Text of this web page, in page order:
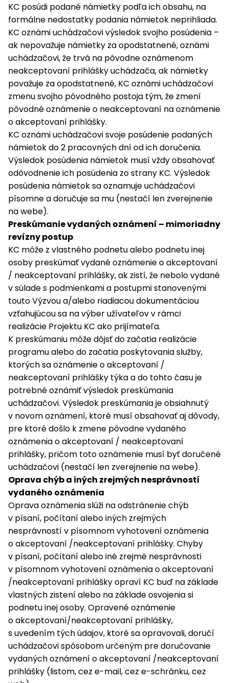
KC posúdi podané námietky podľa ich obsahu, na
formálne nedostatky podania námietok neprihliada.
KC oznámi uchádzačovi výsledok svojho posúdenia –
ak nepovažuje námietky za opodstatnené, oznámi
uchádzačovi, že trvá na pôvodne oznámenom
neakceptovaní prihlášky uchádzača, ak námietky
považuje za opodstatnené, KC oznámi uchádzačovi
zmenu svojho pôvodného postoja tým, že zmení
pôvodné oznámenie o neakceptovaní na oznámenie
o akceptovaní prihlášky.
KC oznámi uchádzačovi svoje posúdenie podaných
námietok do 2 pracovných dní od ich doručenia.
Výsledok posúdenia námietok musí vždy obsahovať
odôvodnenie ich posúdenia zo strany KC. Výsledok
posúdenia námietok sa oznamuje uchádzačovi
písomne a doručuje sa mu (nestačí len zverejnenie
na webe).
Preskúmanie vydaných oznámení – mimoriadny
revízny postup
KC môže z vlastného podnetu alebo podnetu inej
osoby preskúmať vydané oznámenie o akceptovaní
/ neakceptovaní prihlášky, ak zistí, že nebolo vydané
v súlade s podmienkami a postupmi stanovenými
touto Výzvou a/alebo riadiacou dokumentáciou
vzťahujúcou sa na výber užívateľov v rámci
realizácie Projektu KC ako prijímateľa.
K preskúmaniu môže dôjsť do začatia realizácie
programu alebo do začatia poskytovania služby,
ktorých sa oznámenie o akceptovaní /
neakceptovaní prihlášky týka a do tohto času je
potrebné oznámiť výsledok preskúmania
uchádzačovi. Výsledok preskúmania je obsiahnutý
v novom oznámení, ktoré musí obsahovať aj dôvody,
pre ktoré došlo k zmene pôvodne vydaného
oznámenia o akceptovaní / neakceptovaní
prihlášky, pričom toto oznámenie musí byť doručené
uchádzačovi (nestačí len zverejnenie na webe).
Oprava chýb a iných zrejmých nesprávností
vydaného oznámenia
Oprava oznámenia slúži na odstránenie chýb
v písaní, počítaní alebo iných zrejmých
nesprávností v písomnom vyhotovení oznámenia
o akceptovaní /neakceptovaní prihlášky. Chyby
v písaní, počítaní alebo iné zrejmé nesprávnosti
v písomnom vyhotovení oznámenia o akceptovaní
/neakceptovaní prihlášky opraví KC buď na základe
vlastných zistení alebo na základe osvojenia si
podnetu inej osoby. Opravené oznámenie
o akceptovaní/neakceptovaní prihlášky,
s uvedením tých údajov, ktoré sa opravovali, doručí
uchádzačovi spôsobom určeným pre doručovanie
vydaných oznámení o akceptovaní /neakceptovaní
prihlášky (listom, cez e-mail, cez e-schránku, cez